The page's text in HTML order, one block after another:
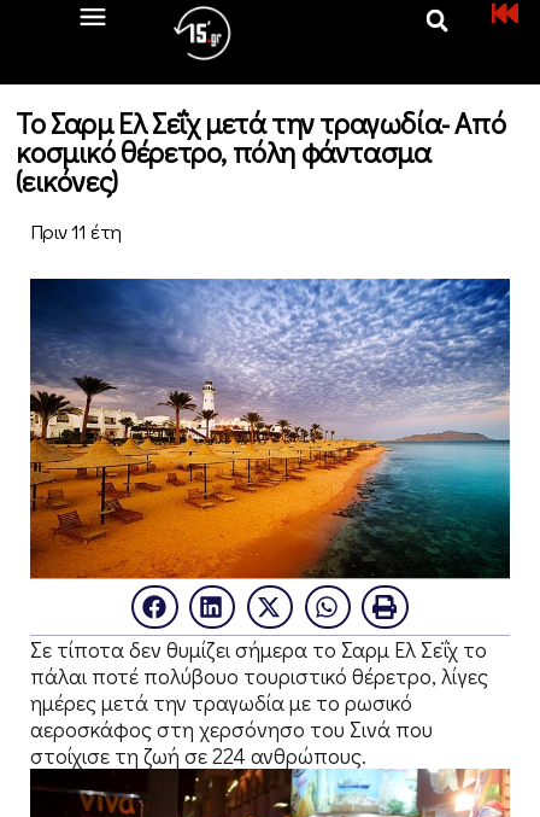
To Σαρμ Ελ Σεΐχ μετά την τραγωδία- Από
κοσμικό θέρετρο, πόλη φάντασμα
(εικόνες)
Πριν 11 έτη
Σε τίποτα δεν θυμίζει σήμερα το Σαρμ Ελ Σεΐχ το
πάλαι ποτέ πολύβουο τουριστικό θέρετρο, λίγες
ημέρες μετά την τραγωδία με το ρωσικό
αεροσκάφος στη χερσόνησο του Σινά που
στοίχισε τη ζωή σε 224 ανθρώπους.